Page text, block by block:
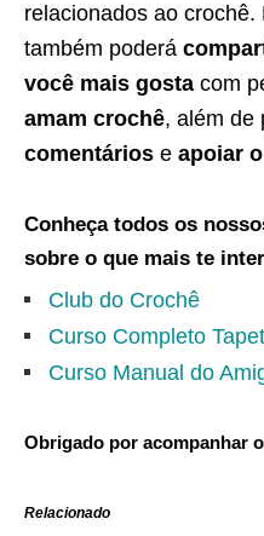
relacionados ao
também poderá
você mais gosta com
amam crochê, além de
comentários e apoiar
Conheça todos os
sobre o que mais te
Club do Crochê
Curso Completo
Curso Manual do
Obrigado por acompanhar
Relacionado